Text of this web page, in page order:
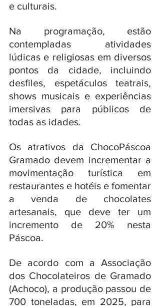
e culturais.
Na programação, estão
contempladas atividades
lúdicas e religiosas em diversos
pontos da cidade, incluindo
desfiles, espetáculos teatrais,
shows musicais e experiências
imersivas para públicos de
todas as idades.
Os atrativos da ChocoPáscoa
Gramado devem incrementar a
movimentação turística em
restaurantes e hotéis e fomentar
a venda de chocolates
artesanais, que deve ter um
incremento de 20% nesta
Páscoa.
De acordo com a Associação
dos Chocolateiros de Gramado
(Achoco), a produção passou de
700 toneladas, em 2025, para